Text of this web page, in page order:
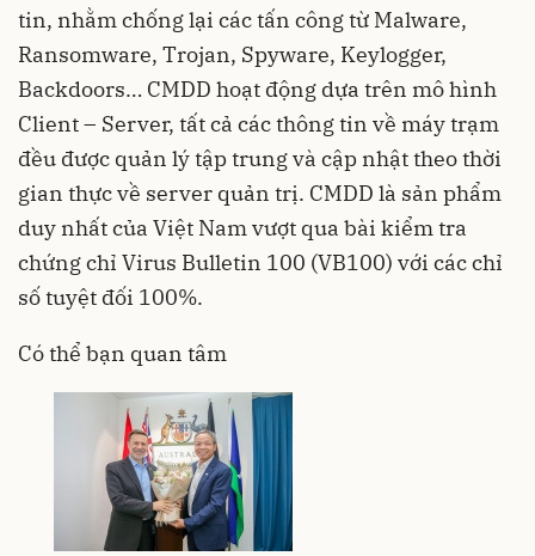
tin, nhằm chống lại các tấn công từ Malware,
Ransomware, Trojan, Spyware, Keylogger,
Backdoors… CMDD hoạt động dựa trên mô hình
Client – Server, tất cả các thông tin về máy trạm
đều được quản lý tập trung và cập nhật theo thời
gian thực về server quản trị. CMDD là sản phẩm
duy nhất của Việt Nam vượt qua bài kiểm tra
chứng chỉ Virus Bulletin 100 (VB100) với các chỉ
số tuyệt đối 100%.
Có thể bạn quan tâm